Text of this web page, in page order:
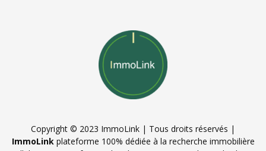
Copyright © 2023 ImmoLink | Tous droits réservés |
ImmoLinkplateforme 100% dédiée à la recherche immobilière